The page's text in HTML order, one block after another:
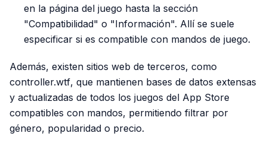
en la página del juego hasta la sección
"Compatibilidad" o "Información". Allí se suele
especificar si es compatible con mandos de juego.
Además, existen sitios web de terceros, como
controller.wtf, que mantienen bases de datos extensas
y actualizadas de todos los juegos del App Store
compatibles con mandos, permitiendo filtrar por
género, popularidad o precio.